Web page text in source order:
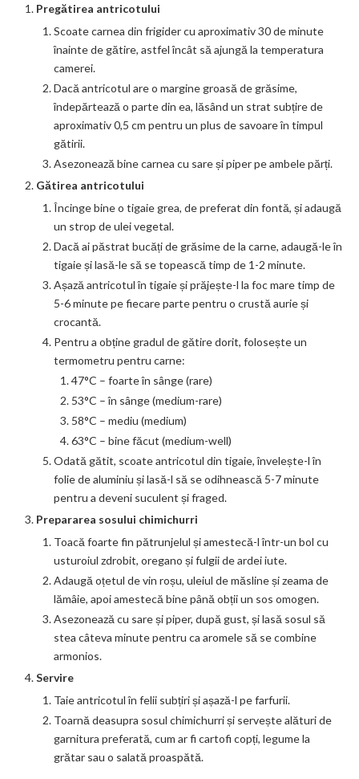
Pregătirea antricotului
Scoate carnea din frigider cu aproximativ 30 de minute
înainte de gătire, astfel încât să ajungă la temperatura
camerei.
Dacă antricotul are o margine groasă de grăsime,
îndepărtează o parte din ea, lăsând un strat subțire de
aproximativ 0,5 cm pentru un plus de savoare în timpul
gătirii.
Asezonează bine carnea cu sare și piper pe ambele părți.
Gătirea antricotului
Încinge bine o tigaie grea, de preferat din fontă, și adaugă
un strop de ulei vegetal.
Dacă ai păstrat bucăți de grăsime de la carne, adaugă-le în
tigaie și lasă-le să se topească timp de 1-2 minute.
Așază antricotul în tigaie și prăjește-l la foc mare timp de
5-6 minute pe fiecare parte pentru o crustă aurie și
crocantă.
Pentru a obține gradul de gătire dorit, folosește un
termometru pentru carne:
47°C – foarte în sânge (rare)
53°C – în sânge (medium-rare)
58°C – mediu (medium)
63°C – bine făcut (medium-well)
Odată gătit, scoate antricotul din tigaie, învelește-l în
folie de aluminiu și lasă-l să se odihnească 5-7 minute
pentru a deveni suculent și fraged.
Prepararea sosului chimichurri
Toacă foarte fin pătrunjelul și amestecă-l într-un bol cu
usturoiul zdrobit, oregano și fulgii de ardei iute.
Adaugă oțetul de vin roșu, uleiul de măsline și zeama de
lămâie, apoi amestecă bine până obții un sos omogen.
Asezonează cu sare și piper, după gust, și lasă sosul să
stea câteva minute pentru ca aromele să se combine
armonios.
Servire
Taie antricotul în felii subțiri și așază-l pe farfurii.
Toarnă deasupra sosul chimichurri și servește alături de
garnitura preferată, cum ar fi cartofi copți, legume la
grătar sau o salată proaspătă.